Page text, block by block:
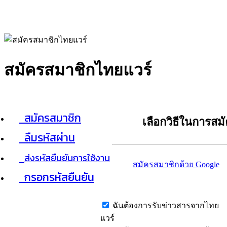
สมัครสมาชิกไทยแวร์
สมัครสมาชิก
ลืมรหัสผ่าน
ส่งรหัสยืนยันการใช้งาน
กรอกรหัสยืนยัน
เลือกวิธีในการส
สมัครสมาชิกด้วย Google
ฉันต้องการรับข่าวสารจากไทย
แวร์